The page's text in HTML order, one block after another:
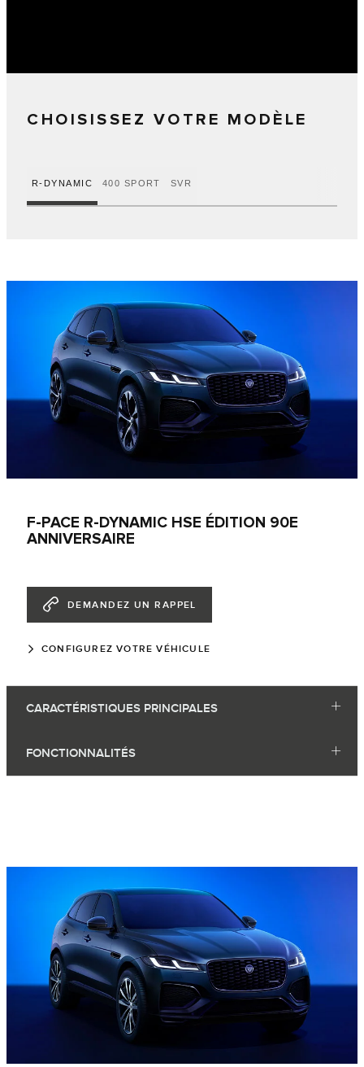
CHOISISSEZ VOTRE MODÈLE
R-DYNAMIC 400 SPORT SVR
F-PACE R-DYNAMIC HSE ÉDITION 90E
ANNIVERSAIRE
DEMANDEZ UN RAPPEL
CONFIGUREZ VOTRE VÉHICULE
CARACTÉRISTIQUES PRINCIPALES
FONCTIONNALITÉS